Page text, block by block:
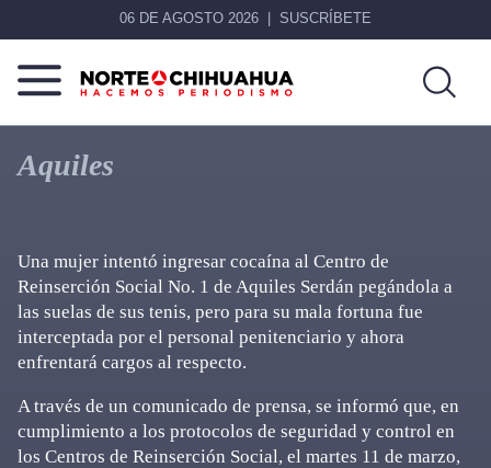
06 DE AGOSTO 2026 SUSCRÍBETE
Norte
De
Chihuahua
Más
que
noticias,
Aquiles
Una mujer intentó ingresar cocaína al Centro de
Reinserción Social No. 1 de Aquiles Serdán pegándola a
las suelas de sus tenis, pero para su mala fortuna fue
interceptada por el personal penitenciario y ahora
enfrentará cargos al respecto.
A través de un comunicado de prensa, se informó que, en
cumplimiento a los protocolos de seguridad y control en
los Centros de Reinserción Social, el martes 11 de marzo,